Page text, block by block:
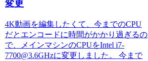
変更
4K動画を編集したくて、今までのCPU
だとエンコードに時間がかかり過ぎるの
で、メインマシンのCPUをIntel i7-
7700@3.6GHzに変更しました。 今まで